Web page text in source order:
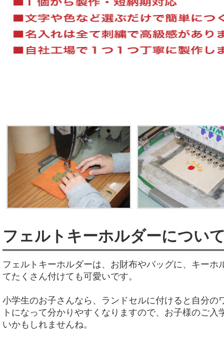
フェルトキーホルダーについ
フェルトキーホルダーは、お財布やバッグに、キーホ
てたくさん付けても可愛いです。
小学生のお子さんなら、ランドセルに付けると自分の
トになって分かりやすくなりますので、お子様のご入
いかもしれませんね。